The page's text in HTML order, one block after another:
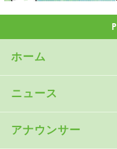
ホーム
ニュース
アナウンサー